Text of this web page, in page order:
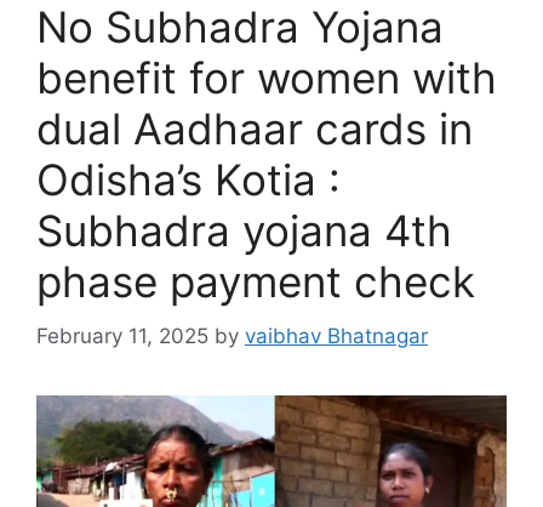
No Subhadra Yojana
benefit for women with
dual Aadhaar cards in
Odisha’s Kotia :
Subhadra yojana 4th
phase payment check
February 11, 2025 by vaibhav Bhatnagar